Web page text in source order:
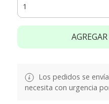
Los pedidos se
necesita con urgencia